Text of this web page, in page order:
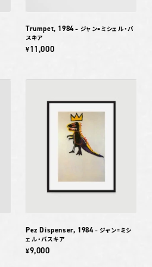
Trumpet, 1984– ジャン=ミシェル・バ
スキア
¥11,000
Pez Dispenser, 1984– ジャン=ミシ
ェル・バスキア
¥9,000